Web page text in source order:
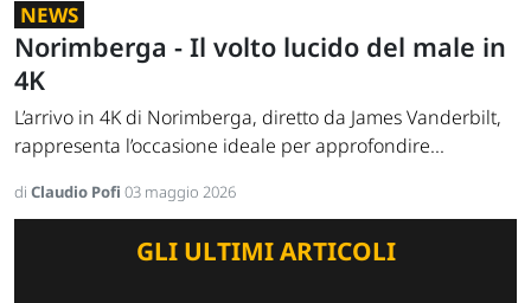
NEWS
Norimberga - Il volto lucido del male in
4K
L’arrivo in 4K di Norimberga, diretto da James Vanderbilt,
rappresenta l’occasione ideale per approfondire...
di Claudio Pofi 03 maggio 2026
GLI ULTIMI ARTICOLI